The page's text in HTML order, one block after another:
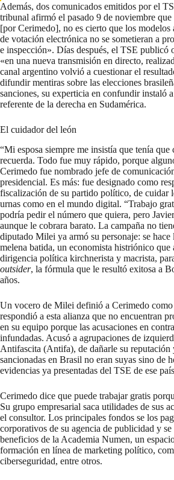
Además, dos comunicados emitidos por el
tribunal afirmó el pasado 9 de noviembre
[por Cerimedo], no es cierto que los modelos
de votación electrónica no se sometieran a
e inspección». Días después, el TSE publicó
«en una nueva transmisión en directo,
canal argentino volvió a cuestionar el
difundir mentiras sobre las elecciones
sanciones, su experticia en confundir instaló
referente de la derecha en Sudamérica.
El cuidador del león
“Mi esposa siempre me insistía que tenía
recuerda. Todo fue muy rápido, porque
Cerimedo fue nombrado jefe de
presidencial. Es más: fue designado como
fiscalización de su partido político, de cuidar
urnas como en el mundo digital. “Trabajo
podría pedir el número que quiera, pero
aunque le cobrara barato. La campaña no
diputado Milei ya armó su personaje: se hace
melena batida, un economista histriónico que
dirigencia política kirchnerista y macrista,
outsider, la fórmula que le resultó exitosa a
años.
Un vocero de Milei definió a Cerimedo
respondió a esta alianza que no encuentran
en su equipo porque las acusaciones en
infundadas. Acusó a agrupaciones de
Antifascita (Antifa), de dañarle su reputación
sancionadas en Brasil no eran suyas sino de
evidencias ya presentadas del TSE de ese
Cerimedo dice que puede trabajar gratis
Su grupo empresarial saca utilidades de sus
el consultor. Los principales fondos se los
corporativos de su agencia de publicidad y
beneficios de la Academia Numen, un
formación en línea de marketing político,
ciberseguridad, entre otros.